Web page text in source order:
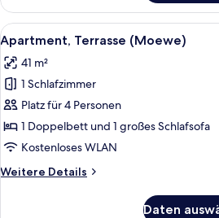
Balkon
(Ostseeglueck)
Alle
Fotos
für
Apartment,
Terrasse
(Moewe)
anzeigen
12
Apartment, Terrasse (Moewe)
41 m²
1 Schlafzimmer
Platz für 4 Personen
1 Doppelbett und 1 großes Schlafsofa
Kostenloses WLAN
Weitere Details
Weitere
Daten